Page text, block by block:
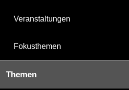
Veranstaltungen
Fokusthemen
Themen